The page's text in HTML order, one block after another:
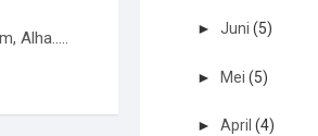
Alha..... ►Juni (5)
► Mei (5)
►April (4)